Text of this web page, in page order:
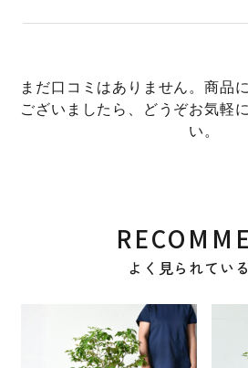
まだ口コミはありません。商品
ございましたら、どうぞお気軽
い。
よく見られてい